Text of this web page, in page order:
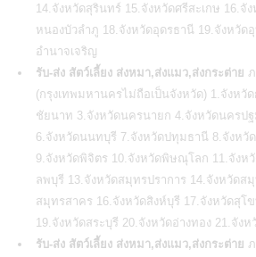
14.จังหวัดสุรินทร์ 15.จังหวัดศรีสะเกษ 16.จั
หนองบัวลำภู 18.จังหวัดอุดรธานี 19.จังหวัด
อำนาจเจริญ
รับ-ส่ง สัตว์เลี้ยง ส่งหมา,ส่งแมว,ส่งกระต่าย
(กรุงเทพมหานครไม่ถือเป็นจังหวัด) 1.จังหวั
ชัยนาท 3.จังหวัดนครนายก 4.จังหวัดนครป
6.จังหวัดนนทบุรี 7.จังหวัดปทุมธานี 8.จังหวั
9.จังหวัดพิจิตร 10.จังหวัดพิษณุโลก 11.จังห
ลพบุรี 13.จังหวัดสมุทรปราการ 14.จังหวัดส
สมุทรสาคร 16.จังหวัดสิงห์บุรี 17.จังหวัดสุโ
19.จังหวัดสระบุรี 20.จังหวัดอ่างทอง 21.จัง
รับ-ส่ง สัตว์เลี้ยง ส่งหมา,ส่งแมว,ส่งกระต่าย